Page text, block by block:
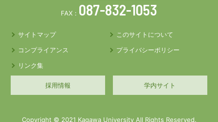
FAX： 087-832-1053
サイトマップ
このサイトについて
コンプライアンス
プライバシーポリシー
リンク集
採用情報 学内サイト
Copyright © 2021 Kagawa University All Rights Reserved.